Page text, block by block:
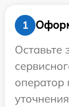
1
Оставьте
оператор